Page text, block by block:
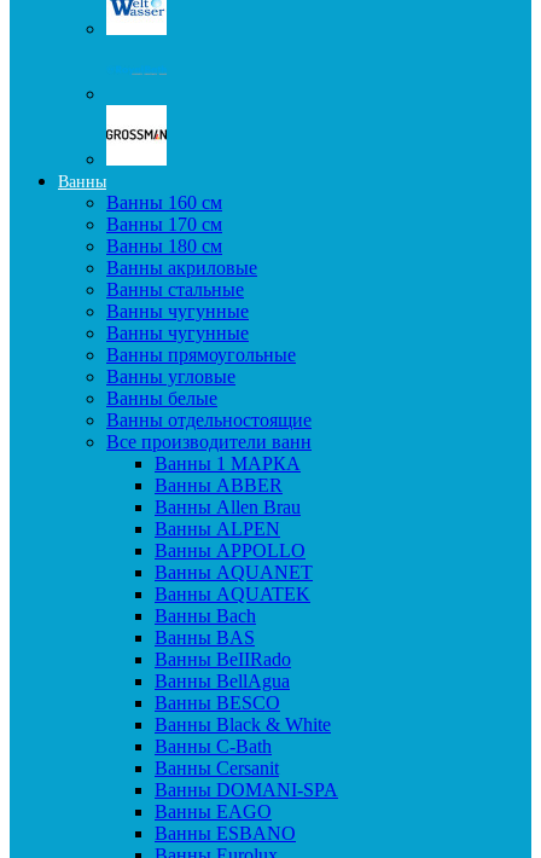
Ванны
Ванны 160 см
Ванны 170 см
Ванны 180 см
Ванны акриловые
Ванны стальные
Ванны чугунные
Ванны чугунные
Ванны прямоугольные
Ванны угловые
Ванны белые
Ванны отдельностоящие
Все производители ванн
Ванны 1 МАРКА
Ванны ABBER
Ванны Allen Brau
Ванны ALPEN
Ванны APPOLLO
Ванны AQUANET
Ванны AQUATEK
Ванны Bach
Ванны BAS
Ванны BeIIRado
Ванны BellAgua
Ванны BESCO
Ванны Black & White
Ванны C-Bath
Ванны Cersanit
Ванны DOMANI-SPA
Ванны EAGO
Ванны ESBANO